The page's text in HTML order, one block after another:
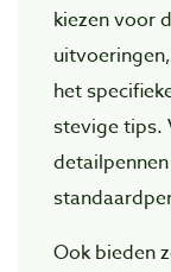
kiezen voor
het
stevige tips.
Ook bieden